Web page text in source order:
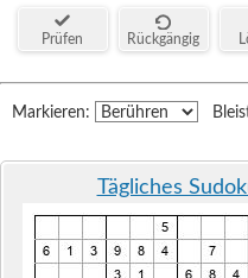
Prüfen Rückgängig
Markieren:
Tägliches